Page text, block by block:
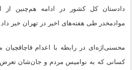
دادستان کل کشور در ادامه هم‌چنین از
موادمخدر طی هفته‌های اخیر در تهران خبر داد.
محسنی‌اژه‌ای در رابطه با اعدام قاچاقچیان
کسانی که به نوامیس مردم و جان‌شان تعرض